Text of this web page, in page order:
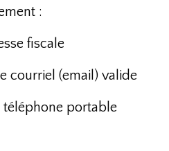
:
fiscale
courriel (email) valide
portable